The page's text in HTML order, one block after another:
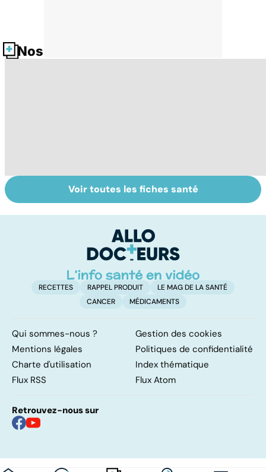
Nos fiches santé
Conjonctivite,
kératite, uvéite :
Faites un pied de
nez à la rhinite
Voir toutes les fiches santé
RECETTES RAPPEL PRODUIT
LE MAG DE LA SANTÉ
CANCER
MÉDICAMENTS
Qui sommes-nous ?
Gestion des cookies
Mentions légales
Politiques de confidentialité
Charte d'utilisation
Index thématique
Flux RSS
Flux Atom
Retrouvez-nous sur